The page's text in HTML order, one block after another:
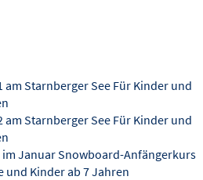
am Starnberger See Für Kinder und
am Starnberger See Für Kinder und
Januar Snowboard-Anfängerkurs
und Kinder ab 7 Jahren